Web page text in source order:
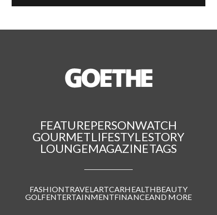
FEATUREPERSONWATCH
GOURMETLIFESTYLESTORY
LOUNGEMAGAZINETAGS
FASHIONTRAVEL ARTCARHEALTHBEAUTY
GOLFENTERTAINMENTFINANCEAND MORE